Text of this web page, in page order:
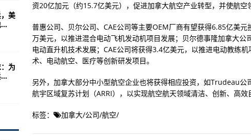
入到最后阶段
弹
现场画面曝光
确认
机齐聚关岛
共同勘察现场
资20亿加元（约15.7亿美元），促进加拿大航空产业转型，并使航空
普惠公司、贝尔公司、CAE公司等主要OEM厂商有望获得6.85亿美
万美元，以推进混合电动飞机发动机项目发展；贝尔德事隆加拿大
电动直升机技术发展；CAE公司将获得3.4亿美元，以推进电动教练
术、电动航空、医疗等创新研发项目。
另外，加拿大部分中小型航空企业也将获得相应投资，如Trudeau公
航宇区域复苏计划（ARRI），以实现航空航天领域清洁、创新、高效
标签： 加拿大/公司/航空/
美
为